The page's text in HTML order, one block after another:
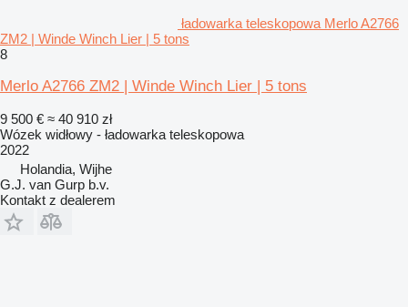
ładowarka teleskopowa Merlo A2766
ZM2 | Winde Winch Lier | 5 tons
8
Merlo A2766 ZM2 | Winde Winch Lier | 5 tons
9 500 € ≈ 40 910 zł
Wózek widłowy - ładowarka teleskopowa
2022
Holandia, Wijhe
G.J. van Gurp b.v.
Kontakt z dealerem